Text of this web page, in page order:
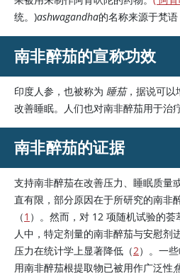
统。)ashwagandha的名称来源于梵语
南非醉茄的宣称功效
印度人参，也被称为 睡茄，据说可以
改善睡眠。人们也对南非醉茄用于治
南非醉茄的证据
支持南非醉茄在改善压力、睡眠质量
直有限，部分原因在于所研究的南非
（1 ）。然而，对 12 项随机试验的
人中，特定剂量的南非醉茄与安慰剂
压力在统计学上显著降低（2）。一
用南非醉茄根提取物已被用作广泛性